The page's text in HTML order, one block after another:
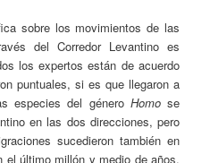
los movimientos de las
del Corredor Levantino es
los expertos están de acuerdo
puntuales, si es que llegaron a
especies del género Homose
en las dos direcciones, pero
sucedieron también en
el último millón y medio de años.